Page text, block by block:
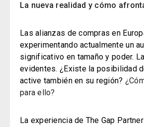
La nueva realidad y cómo
Las alianzas de compras en
experimentando actualmente un
significativo en tamaño y poder.
evidentes. ¿Existe la posibilidad
active también en su región?
para ello?
La experiencia de The Gap